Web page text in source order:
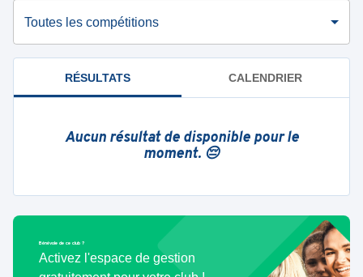
Toutes les compétitions
RÉSULTATS CALENDRIER
Aucun résultat de disponible pour le
moment. 😔
Bénévole de ce club ?
Activez l'espace de gestion